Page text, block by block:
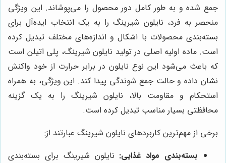
جمع شده و به طور کامل دور محصول را می‌پوشاند. این ویژگی
منحصر به فرد، نایلون شیرینگ را به یک انتخاب ایده‌آل برای
بسته‌بندی محصولات با اشکال و اندازه‌های مختلف تبدیل کرده
است. ماده اولیه اصلی در تولید نایلون شیرینگ، پلی اتیلن است
که باعث می‌شود این نوع نایلون در برابر حرارت از خود واکنش
نشان داده و حالت جمع شوندگی پیدا کند. این ویژگی، به همراه
استحکام و مقاومت بالا، نایلون شیرینگ را به یک گزینه
محافظتی بسیار مناسب تبدیل کرده است.
برخی از مهم‌ترین کاربردهای نایلون شیرینگ عبارتند از:
بسته‌بندی مواد غذایی: نایلون شیرینگ برای بسته‌بندی